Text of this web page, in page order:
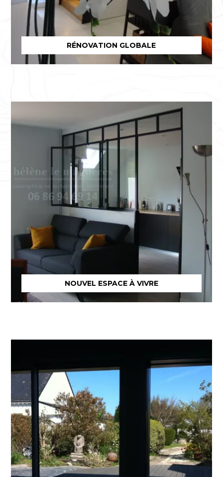
RÉNOVATION GLOBALE
NOUVEL ESPACE À VIVRE